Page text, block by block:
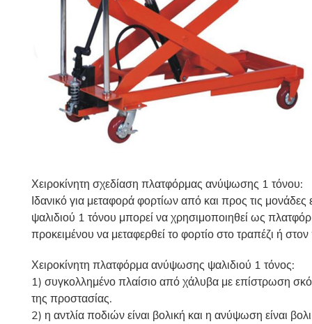
Χειροκίνητη σχεδίαση πλατφόρμας ανύψωσης 1 τόνου:
Ιδανικό για μεταφορά φορτίων από και προς τις
ψαλιδιού 1 τόνου μπορεί να χρησιμοποιηθεί ως
προκειμένου να μεταφερθεί το φορτίο στο τραπέζι ή
Χειροκίνητη πλατφόρμα ανύψωσης ψαλιδιού 1 τόνος:
1) συγκολλημένο πλαίσιο από χάλυβα με επίστρωση
της προστασίας.
2) η αντλία ποδιών είναι βολική και η ανύψωση είναι